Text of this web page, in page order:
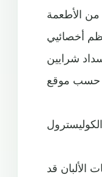
الأطعمة
أخصائيي
شرايين
الألبان قد